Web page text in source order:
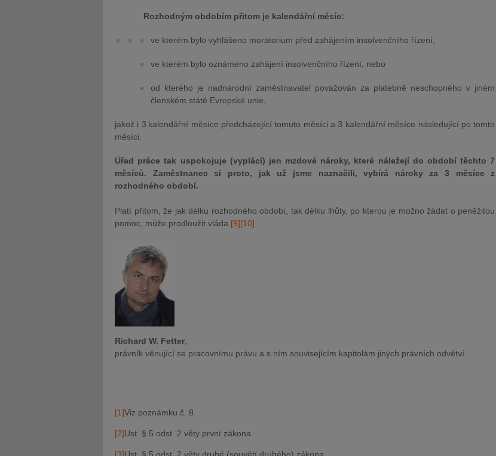
Rozhodným obdobím přitom je kalendářní měsíc:
ve kterém bylo vyhlášeno moratorium před zahájením insolvenčního řízení,
ve kterém bylo oznámeno zahájení insolvenčního řízení, nebo
od kterého je nadnárodní zaměstnavatel považován za platebně neschopného v jiném
členském státě Evropské unie,
jakož i 3 kalendářní měsíce předcházející tomuto měsíci a 3 kalendářní měsíce následující po tomto
měsíci.
Úřad práce tak uspokojuje (vyplácí) jen mzdové nároky, které náležejí do období těchto 7
měsíců. Zaměstnanec si proto, jak už jsme naznačili, vybírá nároky za 3 měsíce z
rozhodného období.
Platí přitom, že jak délku rozhodného období, tak délku lhůty, po kterou je možno žádat o peněžitou
pomoc, může prodloužit vláda. [9][10]
Richard W. Fetter
právník věnující se pracovnímu právu a s ním souvisejícím kapitolám jiných právních odvětví
[1]Viz poznámku č. 8.
[2]Ust. § 5 odst. 2 věty první zákona.